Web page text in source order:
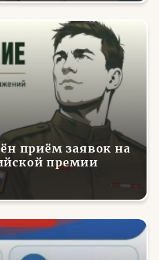
приём заявок на
премии